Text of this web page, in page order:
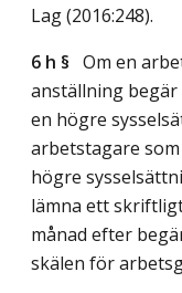
Lag (2016:248).
6 h § Om en
anställning
en högre
arbetstagare
högre
lämna ett
månad efter
skälen för